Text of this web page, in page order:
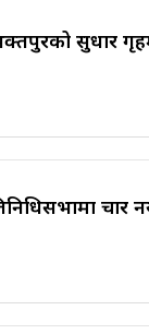
सुधार
चार